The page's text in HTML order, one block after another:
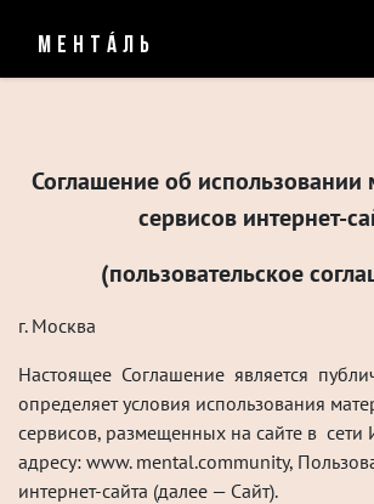
МЕНТÁЛЬ
Соглашение об использовании
сервисов интернет-
(пользовательское
г. Москва
Настоящее Соглашение является
определяет условия использования
сервисов, размещенных на сайте в сети
адресу: www. mental.community,
интернет-сайта (далее — Сайт).